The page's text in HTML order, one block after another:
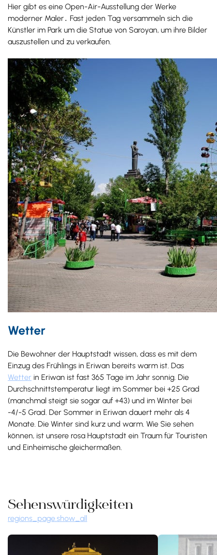
Hier gibt es eine Open-Air-Ausstellung der Werke
moderner Maler․ Fast jeden Tag versammeln sich die
Künstler im Park um die Statue von Saroyan, um ihre Bilder
auszustellen und zu verkaufen.
Wetter
Die Bewohner der Hauptstadt wissen, dass es mit dem
Einzug des Frühlings in Eriwan bereits warm ist. Das
Wetter in Eriwan ist fast 365 Tage im Jahr sonnig. Die
Durchschnittstemperatur liegt im Sommer bei +25 Grad
(manchmal steigt sie sogar auf +43) und im Winter bei
-4/-5 Grad. Der Sommer in Eriwan dauert mehr als 4
Monate. Die Winter sind kurz und warm. Wie Sie sehen
können, ist unsere rosa Hauptstadt ein Traum für Touristen
und Einheimische gleichermaßen.
Sehenswürdigkeiten
regions_page.show_all